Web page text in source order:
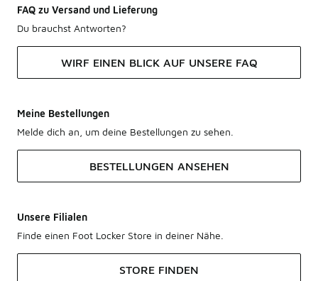
FAQ zu Versand und Lieferung
Du brauchst Antworten?
WIRF EINEN BLICK AUF UNSERE FAQ
Meine Bestellungen
Melde dich an, um deine Bestellungen zu sehen.
BESTELLUNGEN ANSEHEN
Unsere Filialen
Finde einen Foot Locker Store in deiner Nähe.
STORE FINDEN